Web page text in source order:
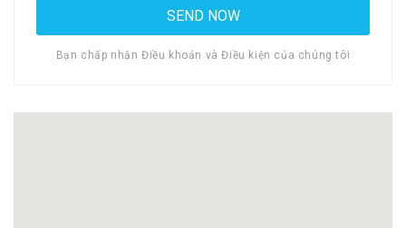
Bạn chấp nhận Điều khoản và Điều kiện của chúng tôi